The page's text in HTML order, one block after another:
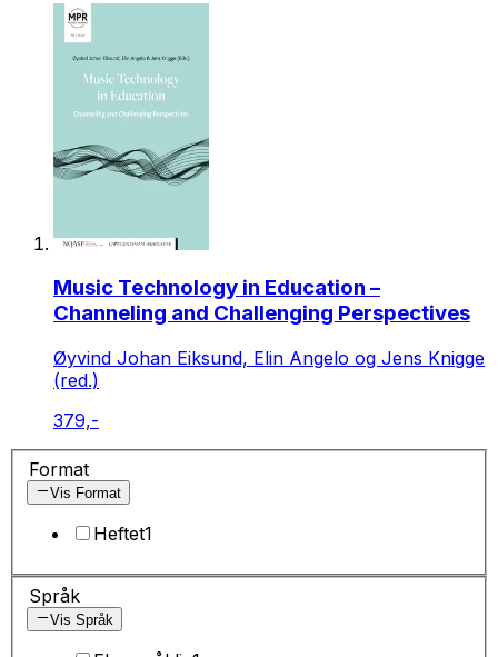
Music Technology in Education –
Channeling and Challenging Perspectives
Øyvind Johan Eiksund, Elin Angelo og Jens Knigge
(red.)
379,-
Format
Vis Format
Heftet1
Språk
Vis Språk